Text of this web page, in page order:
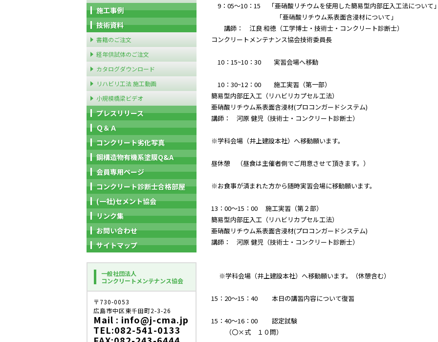
9：05～10：15 「亜硝酸リチウムを使用した簡易型内部圧入工法について
「亜硝酸リチウム系表面含浸材について」
講師： 江良 和徳（工学博士・技術士・コンクリート診断士）
コンクリートメンテナンス協会技術委員長
10：15~10：30 実習会場へ移動
10：30~12：00 施工実習（第一部）
簡易型内部圧入工（リハビリカプセル工法）
亜硝酸リチウム系表面含浸材(プロコンガードシステム)
講師： 河原 健児（技術士・コンクリート診断士）
※学科会場（井上建設本社）へ移動願います。
昼休憩 （昼食は主催者側でご用意させて頂きます。）
※お食事が済まれた方から随時実習会場に移動願います。
13：00～15：00 施工実習（第２部）
簡易型内部圧入工（リハビリカプセル工法）
亜硝酸リチウム系表面含浸材(プロコンガードシステム)
講師： 河原 健児（技術士・コンクリート診断士）
※学科会場（井上建設本社）へ移動願います。（休憩含む）
15：20～15：40 本日の講習内容について復習
15：40～16：00 認定試験
（〇×式 １０問）
施工事例
技術資料
書籍のご注文
経年供試体のご注文
カタログダウンロード
リハビリ工法 施工動画
小規模橋梁ビデオ
プレスリリース
Ｑ＆Ａ
コンクリート劣化写真
鋼構造物有機系塗膜Q&A
会員専用ページ
コンクリート診断士合格部屋
(一社)セメント協会
リンク集
お問い合わせ
サイトマップ
一般社団法人
コンクリートメンテナンス協会
〒730-0053
広島市中区東千田町2-3-26
Mail : info@j-cma.jp
TEL:082-541-0133